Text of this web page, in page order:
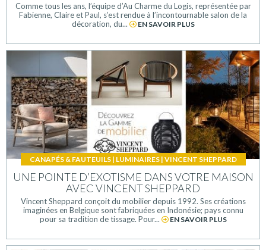
Comme tous les ans, l’équipe d’Au Charme du Logis, représentée par
Fabienne, Claire et Paul, s’est rendue à l’incontournable salon de la
décoration, du...
EN SAVOIR PLUS
CANAPÉS & FAUTEUILS| LUMINAIRES| VINCENT SHEPPARD
UNE POINTE D’EXOTISME DANS VOTRE MAISON
AVEC VINCENT SHEPPARD
Vincent Sheppard conçoit du mobilier depuis 1992. Ses créations
imaginées en Belgique sont fabriquées en Indonésie; pays connu
pour sa tradition de tissage. Pour...
EN SAVOIR PLUS